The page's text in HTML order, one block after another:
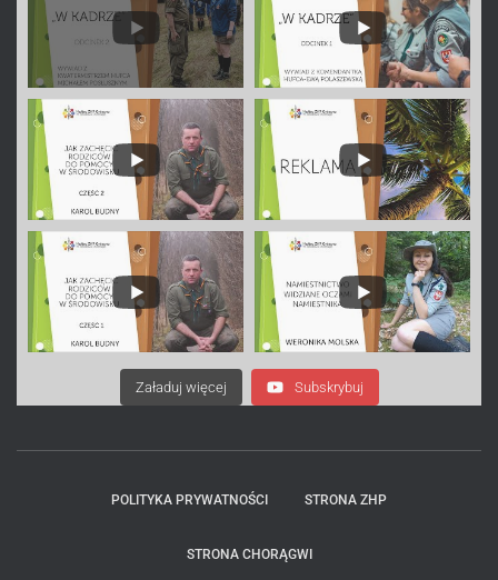
Załaduj więcej Subskrybuj
POLITYKA PRYWATNOŚCI STRONA ZHP
STRONA CHORĄGWI